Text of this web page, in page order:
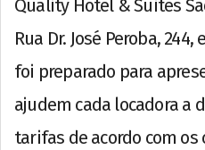
Quality Hotel & Suites
Rua Dr. José Peroba,
foi preparado para
ajudem cada locadora a
tarifas de acordo com os